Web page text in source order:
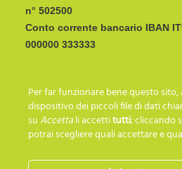
n° 502500
Conto corrente bancario IBAN
I C R A I T R R I P 0
SEGUICI SU…
Per far funzionare bene questo
dispositivo dei piccoli file di dati
suAccettali accettitutti; cliccando
potrai scegliere quali accettare e